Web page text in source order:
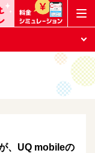
、UQ mobileの